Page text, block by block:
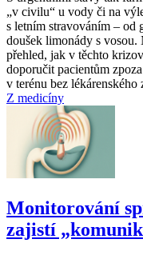
„v civilu“ u vody či na
s letním stravováním –⁠ od
doušek limonády s
přehled, jak v těchto
doporučit pacientům
v terénu bez lékárenského
Z medicíny
Monitorování
zajistí